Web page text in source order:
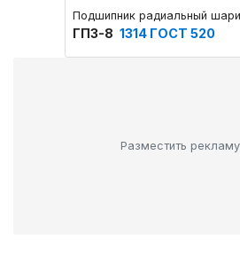
Подшипник радиальный
ГПЗ-8 1314 ГОСТ 520
Разместить